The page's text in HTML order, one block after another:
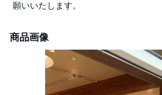
願いいたします。
商品画像